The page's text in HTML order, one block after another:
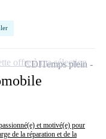
et motivé(e) pour
de la réparation et de la
CDITemps plein
offre à ma sélection